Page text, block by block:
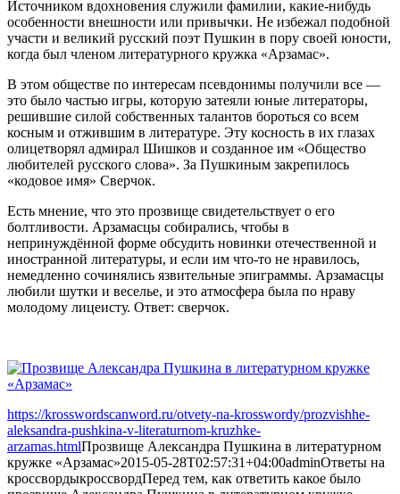
Источником вдохновения служили фамилии, какие-нибудь
особенности внешности или привычки. Не избежал подобной
участи и великий русский поэт Пушкин в пору своей юности,
когда был членом литературного кружка «Арзамас».
В этом обществе по интересам псевдонимы получили все —
это было частью игры, которую затеяли юные литераторы,
решившие силой собственных талантов бороться со всем
косным и отжившим в литературе. Эту косность в их глазах
олицетворял адмирал Шишков и созданное им «Общество
любителей русского слова». За Пушкиным закрепилось
«кодовое имя» Сверчок.
Есть мнение, что это прозвище свидетельствует о его
болтливости. Арзамасцы собирались, чтобы в
непринуждённой форме обсудить новинки отечественной и
иностранной литературы, и если им что-то не нравилось,
немедленно сочинялись язвительные эпиграммы. Арзамасцы
любили шутки и веселье, и это атмосфера была по нраву
молодому лицеисту. Ответ: сверчок.
https://krosswordscanword.ru/otvety-na-krosswordy/prozvishhe-
aleksandra-pushkina-v-literaturnom-kruzhke-
arzamas.htmlПрозвище Александра Пушкина в литературном
кружке «Арзамас»2015-05-28T02:57:31+04:00adminОтветы на
кроссвордыкроссвордПеред тем, как ответить какое было